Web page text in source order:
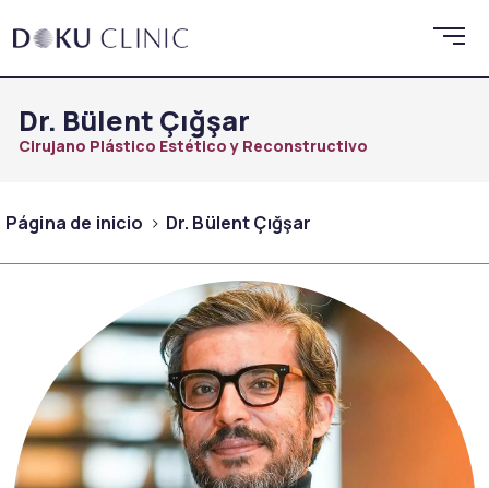
Dr. Bülent Çığşar
Cirujano Plástico Estético y Reconstructivo
Página de inicio Dr. Bülent Çığşar